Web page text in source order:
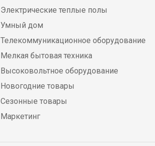
Электрические теплые полы
Умный дом
Телекоммуникационное оборудование
Мелкая бытовая техника
Высоковольтное оборудование
Новогодние товары
Сезонные товары
Маркетинг